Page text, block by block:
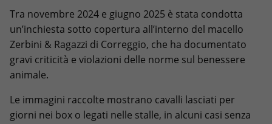
Tra novembre 2024 e giugno 2025 è stata condotta
un’inchiesta sotto copertura all’interno del macello
Zerbini & Ragazzi di Correggio, che ha documentato
gravi criticità e violazioni delle norme sul benessere
animale.
Le immagini raccolte mostrano cavalli lasciati per
giorni nei box o legati nelle stalle, in alcuni casi senza